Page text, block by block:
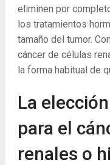
eliminen por
los tratamientos
tamaño del tumor.
cáncer de células
la forma habitual de
La
para el
renales o